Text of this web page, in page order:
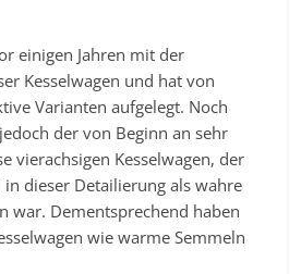
einigen Jahren mit der
Kesselwagen und hat von
Varianten aufgelegt. Noch
der von Beginn an sehr
vierachsigen Kesselwagen, der
dieser Detailierung als wahre
war. Dementsprechend haben
wie warme Semmeln